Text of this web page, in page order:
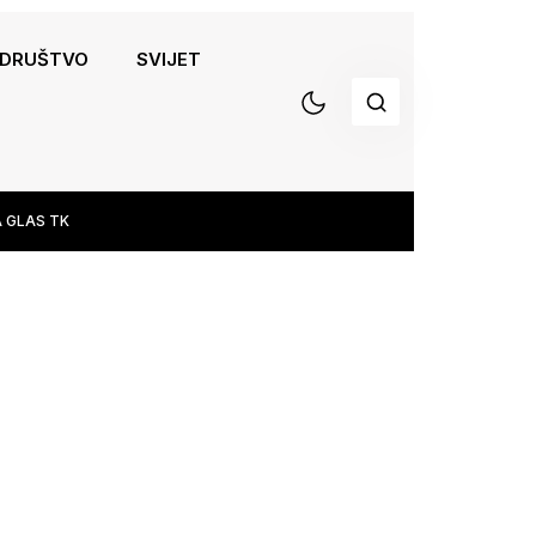
DRUŠTVO SVIJET
GLAS TK